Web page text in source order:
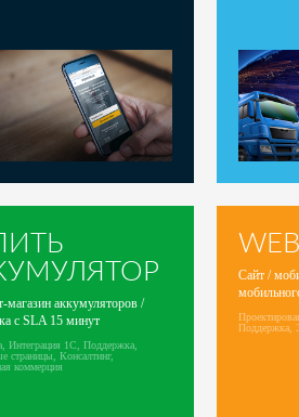
магазин аккумуляторов /
с SLA 15 минут
Интеграция 1С, Поддержка,
страницы, Консалтинг,
коммерция
Сайт /
Поддержка,